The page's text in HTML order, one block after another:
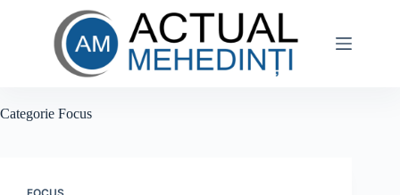
Categorie Focus